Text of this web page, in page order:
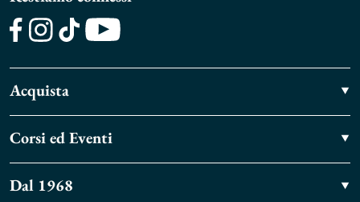
Acquista
Corsi ed Eventi
Dal 1968